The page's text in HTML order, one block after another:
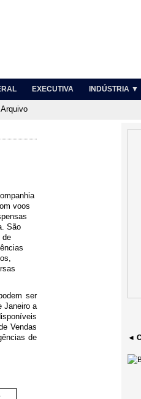
EXECUTIVA INDÚSTRIA ▼
Arquivo
voos
São
de
ser
Janeiro a
Vendas
de
◄